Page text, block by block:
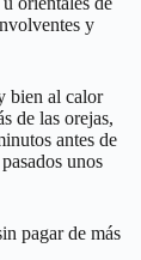
y
bien al calor
de las orejas,
antes de
unos
pagar de más